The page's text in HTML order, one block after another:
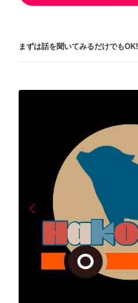
まずは話を聞いてみるだけでもOK!
arrow_back_iosPrevious